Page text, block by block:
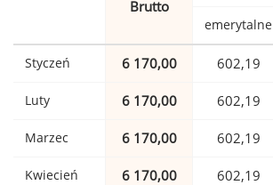
Brutto
emerytalne
Styczeń 6 170,00 602,19
Luty 6 170,00 602,19
Marzec 6 170,00 602,19
Kwiecień 6 170,00 602,19